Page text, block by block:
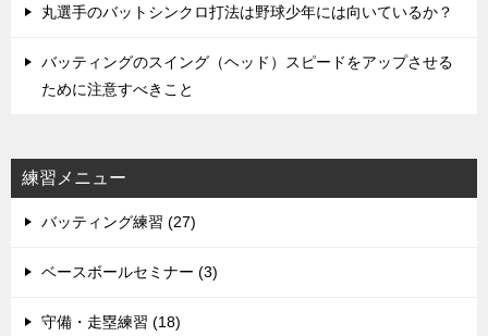
丸選手のバットシンクロ打法は野球少年には向いているか？
バッティングのスイング（ヘッド）スピードをアップさせる
ために注意すべきこと
練習メニュー
バッティング練習 (27)
ベースボールセミナー (3)
守備・走塁練習 (18)